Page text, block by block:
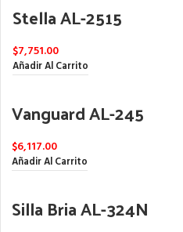
Stella AL-2515
$7,751.00
Añadir Al Carrito
Vanguard AL-245
$6,117.00
Añadir Al Carrito
Silla Bria AL-324N